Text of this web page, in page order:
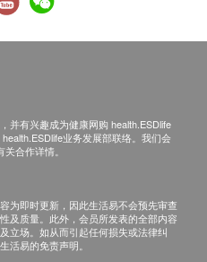
，如退换之产品有任何
服务部跟进。
/ 健康网购health.ESDlife
并有兴趣成为健康网购 health.ESDlife
业务发展部联络。我们会
合作详情。
为即时更新，因此生活易不会预先审查
及质量。此外，会员所发表的全部内容
立场。如从而引起任何损失或法律纠
活易的免责声明。